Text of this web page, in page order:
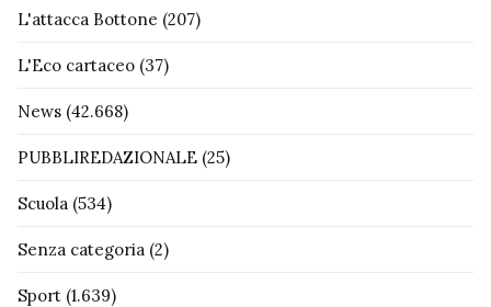
L'attacca Bottone (207)
L'Eco cartaceo (37)
News (42.668)
PUBBLIREDAZIONALE (25)
Scuola (534)
Senza categoria (2)
Sport (1.639)